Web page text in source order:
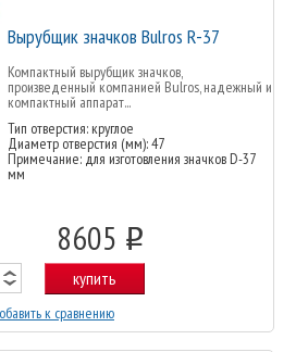
Вырубщик значков Bulros R-37
Компактный вырубщик значков,
произведенный компанией Bulros, надежный и
компактный аппарат...
Тип отверстия: круглое
Диаметр отверстия (мм): 47
Примечание: для изготовления значков D-37
мм
8605 o
купить
к сравнению